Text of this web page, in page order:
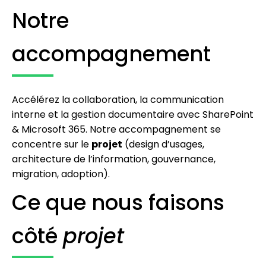
Notre
accompagnement
Accélérez la collaboration, la communication
interne et la gestion documentaire avec SharePoint
& Microsoft 365. Notre accompagnement se
concentre sur le projet (design d’usages,
architecture de l’information, gouvernance,
migration, adoption).
Ce que nous faisons
côté projet